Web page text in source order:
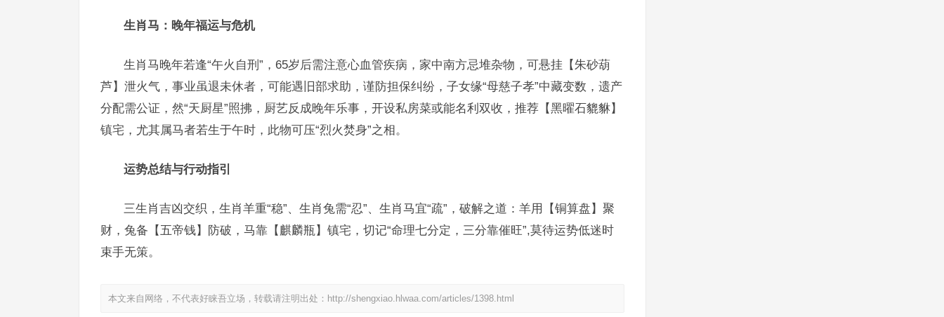
生肖马：晚年福运与危机
生肖马晚年若逢“午火自刑”，65岁后需注意心血管疾病，家中南方忌堆杂物，可悬挂【朱砂葫
芦】泄火气，事业虽退未休者，可能遇旧部求助，谨防担保纠纷，子女缘“母慈子孝”中藏变数，遗产
分配需公证，然“天厨星”照拂，厨艺反成晚年乐事，开设私房菜或能名利双收，推荐【黑曜石貔貅】
镇宅，尤其属马者若生于午时，此物可压“烈火焚身”之相。
运势总结与行动指引
三生肖吉凶交织，生肖羊重“稳”、生肖兔需“忍”、生肖马宜“疏”，破解之道：羊用【铜算盘】聚
财，兔备【五帝钱】防破，马靠【麒麟瓶】镇宅，切记“命理七分定，三分靠催旺”,莫待运势低迷时
束手无策。
本文来自网络，不代表好睐吾立场，转载请注明出处： http://shengxiao.hlwaa.com/articles/1398.html